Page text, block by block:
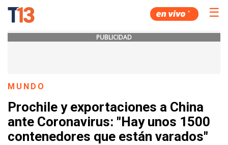
☰
PUBLICIDAD
MUNDO
Prochile y exportaciones a China
ante Coronavirus: "Hay unos 1500
contenedores que están varados"